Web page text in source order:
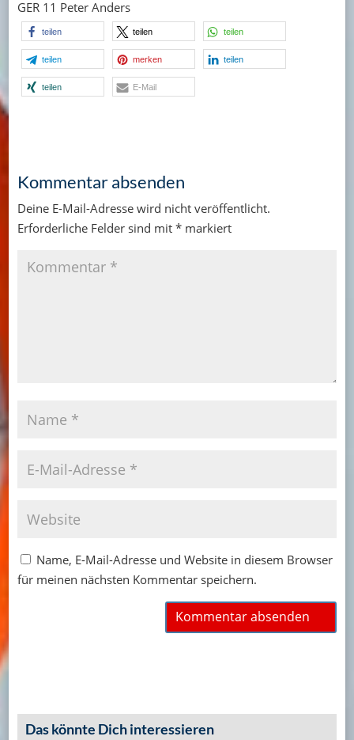
GER 11 Peter Anders
teilen teilen teilen
teilen merken teilen
teilen E-Mail
Kommentar absenden
Deine E-Mail-Adresse wird nicht veröffentlicht.
Erforderliche Felder sind mit *markiert
Name, E-Mail-Adresse und Website in diesem Browser
für meinen nächsten Kommentar speichern.
Das könnte Dich interessieren